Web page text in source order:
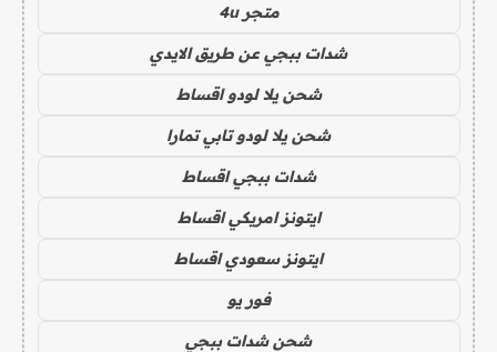
متجر 4u
شدات ببجي عن طريق الايدي
شحن يلا لودو اقساط
شحن يلا لودو تابي تمارا
شدات ببجي اقساط
ايتونز امريكي اقساط
ايتونز سعودي اقساط
فور يو
شحن شدات ببجي